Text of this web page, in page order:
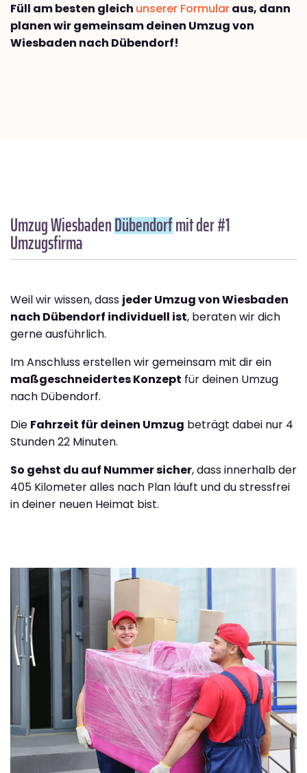
Füll am besten gleich unserer Formularaus, dann
planen wir gemeinsam deinen Umzug von
Wiesbaden nach Dübendorf!
Umzug WiesbadenDübendorfmit der #1
Umzugsfirma
Weil wir wissen, dass jeder Umzug von Wiesbaden
nach Dübendorf individuell ist, beraten wir dich
gerne ausführlich.
Im Anschluss erstellen wir gemeinsam mit dir ein
maßgeschneidertes Konzept für deinen Umzug
nach Dübendorf.
Die Fahrzeit für deinen Umzug beträgt dabei nur 4
Stunden 22 Minuten.
So gehst du auf Nummer sicher, dass innerhalb der
405 Kilometer alles nach Plan läuft und du stressfrei
in deiner neuen Heimat bist.